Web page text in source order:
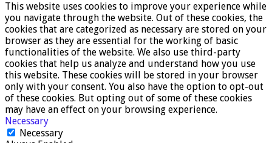
This website uses cookies to improve your experience while
you navigate through the website. Out of these cookies, the
cookies that are categorized as necessary are stored on your
browser as they are essential for the working of basic
functionalities of the website. We also use third-party
cookies that help us analyze and understand how you use
this website. These cookies will be stored in your browser
only with your consent. You also have the option to opt-out
of these cookies. But opting out of some of these cookies
may have an effect on your browsing experience.
Necessary
Necessary